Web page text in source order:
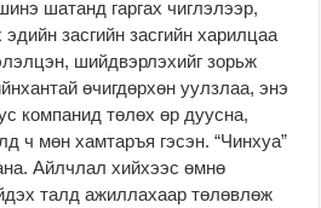
шатанд гаргах чиглэлээр,
засгийн засгийн харилцаа
шийдвэрлэхийг зорьж
өчигдөрхөн уулзлаа, энэ
компанид төлөх өр дуусна,
ч мөн хамтаръя гэсэн. “Чинхуа”
Айлчлал хийхээс өмнө
талд ажиллахаар төлөвлөж